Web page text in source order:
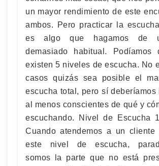
un mayor rendimiento de este
ambos. Pero practicar la
es algo que hagamos de
demasiado habitual. Podíamos
existen 5 niveles de escucha. No
casos quizás sea posible el
escucha total, pero sí deberíamos
al menos conscientes de qué y
escuchando. Nivel de Escucha
Cuando atendemos a un cliente
este nivel de escucha,
somos la parte que no está